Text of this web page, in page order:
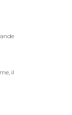
il